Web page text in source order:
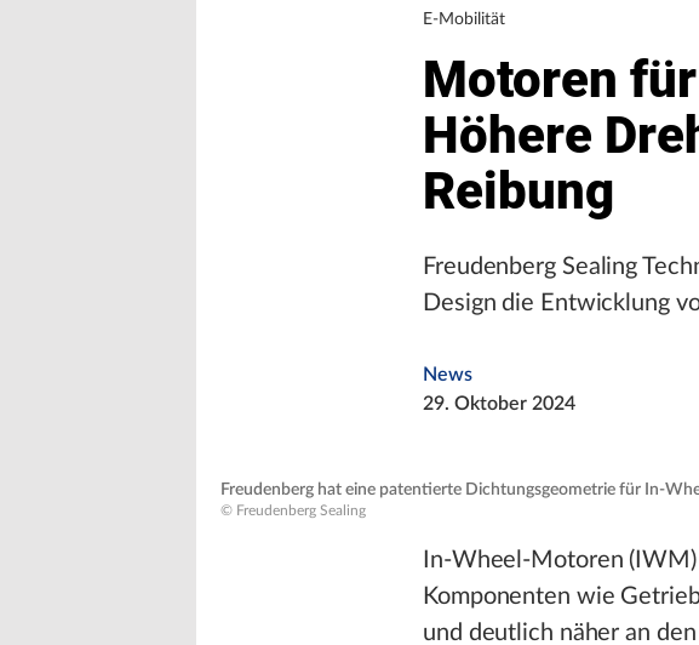
E-Mobilität
Motoren
Höhere
Reibung
Freudenberg Sealing
Design die Entwicklung
News
29. Oktober 2024
Freudenberg hat eine patentierte Dichtungsgeometrie für In-
© Freudenberg Sealing
In-Wheel-Motoren
Komponenten wie
und deutlich näher an